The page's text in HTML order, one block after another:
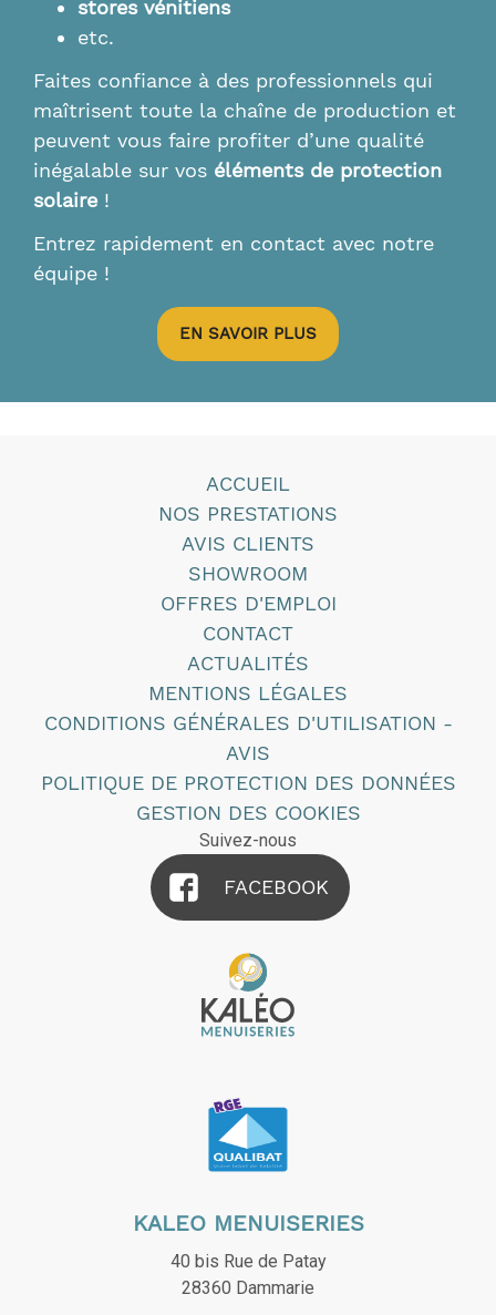
stores vénitiens
etc.
Faites confiance à des professionnels qui
maîtrisent toute la chaîne de production et
peuvent vous faire profiter d’une qualité
inégalable sur vos éléments de protection
solaire !
Entrez rapidement en contact avec notre
équipe !
EN SAVOIR PLUS
ACCUEIL
NOS PRESTATIONS
AVIS CLIENTS
SHOWROOM
OFFRES D'EMPLOI
CONTACT
ACTUALITÉS
MENTIONS LÉGALES
CONDITIONS GÉNÉRALES D'UTILISATION -
AVIS
POLITIQUE DE PROTECTION DES DONNÉES
GESTION DES COOKIES
Suivez-nous
FACEBOOK
KALEO MENUISERIES
40 bis Rue de Patay
28360 Dammarie